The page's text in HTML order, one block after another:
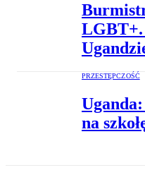
LGBT+.
PRZESTĘPCZOŚĆ
na